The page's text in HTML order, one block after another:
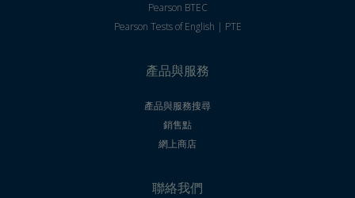
Pearson BTEC
Pearson Tests of English | PTE
產品與服務
產品與服務搜尋
銷售點
網上商店
聯絡我們